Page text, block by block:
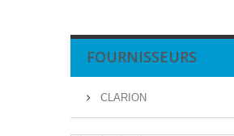
FOURNISSEURS
CLARION